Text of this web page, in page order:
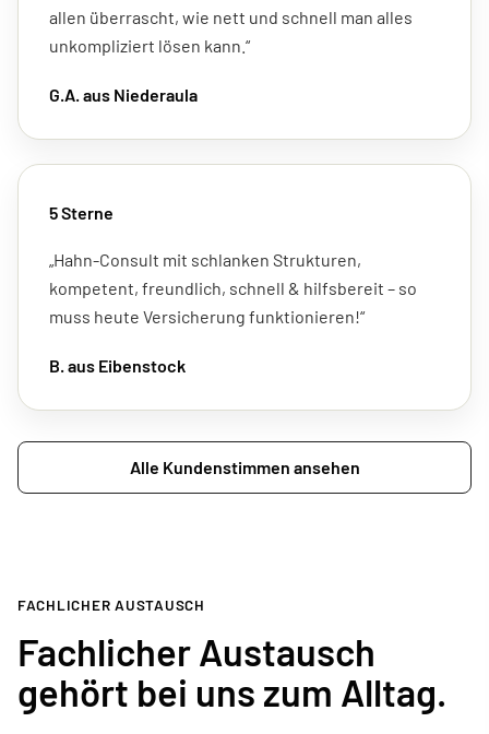
allen überrascht, wie nett und schnell man alles
unkompliziert lösen kann.“
G.A. aus Niederaula
5 Sterne
„Hahn-Consult mit schlanken Strukturen,
kompetent, freundlich, schnell & hilfsbereit – so
muss heute Versicherung funktionieren!“
B. aus Eibenstock
Alle Kundenstimmen ansehen
FACHLICHER AUSTAUSCH
Fachlicher Austausch
gehört bei uns zum Alltag.